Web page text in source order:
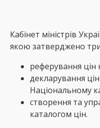
Кабінет міністрів
якою затверджено
реферування цін
декларування
Національному
створення та
каталогом цін.